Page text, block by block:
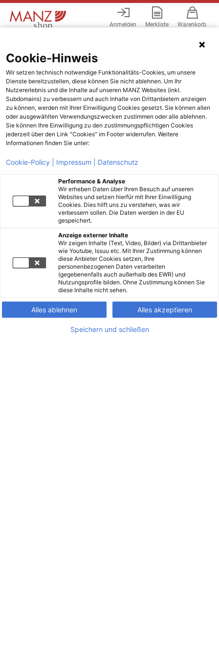
Anmelden Merkliste Warenkorb
Cookie-Hinweis
Wir setzen technisch notwendige Funktionalitäts-Cookies, um unsere
Dienste bereitzustellen, diese können Sie nicht ablehnen. Um Ihr
Nutzererlebnis und die Inhalte auf unseren MANZ Websites (inkl.
Subdomains) zu verbessern und auch Inhalte von Drittanbietern anzeigen
zu können, werden mit Ihrer Einwilligung Cookies gesetzt. Sie können allen
oder ausgewählten Verwendungszwecken zustimmen oder alle ablehnen.
Sie können Ihre Einwilligung zu den zustimmungspflichtigen Cookies
jederzeit über den Link "Cookies" im Footer widerrufen. Weitere
Informationen finden Sie unter:
Cookie-Policy | Impressum | Datenschutz
Performance & Analyse
Wir erheben Daten über Ihren Besuch auf unseren
Websites und setzen hierfür mit Ihrer Einwilligung
Cookies. Dies hilft uns zu verstehen, was wir
verbessern sollen. Die Daten werden in der EU
gespeichert.
Anzeige externer Inhalte
Wir zeigen Inhalte (Text, Video, Bilder) via Drittanbieter
wie Youtube, Issuu etc. Mit Ihrer Zustimmung können
diese Anbieter Cookies setzen, Ihre
personenbezogenen Daten verarbeiten
(gegebenenfalls auch außerhalb des EWR) und
Nutzungsprofile bilden. Ohne Zustimmung können Sie
diese Inhalte nicht sehen.
Alles ablehnen Alles akzeptieren
Speichern und schließen